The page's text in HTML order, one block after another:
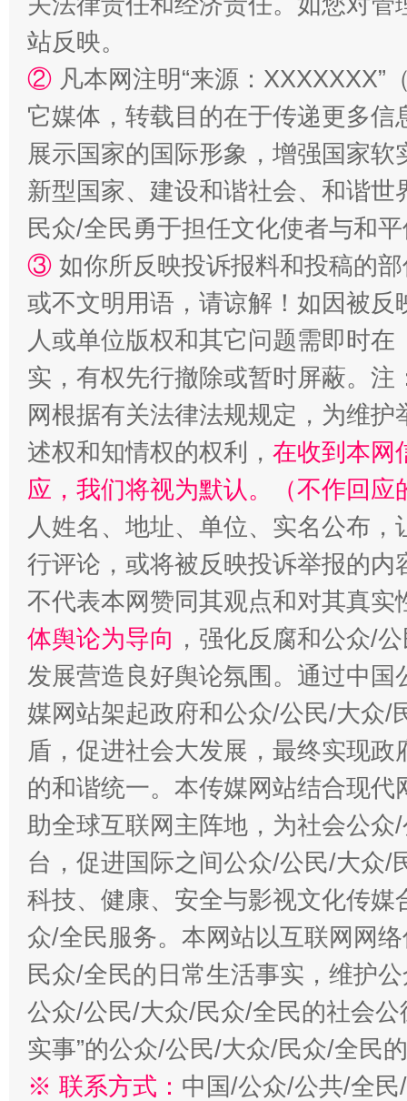
国家大学科技园优化重塑工作
扯下公款旅游的“隐身衣” 如何以
“蜀中异人”王建安的艺术幻境
站反映。
② 凡本网注明“来源：
它媒体，转载目的在于传递更多
展示国家的国际形象，增强国家
新型国家、建设和谐社会、和谐
民众/全民勇于担任文化使者与和
③ 如你所反映投诉报料和投稿的
或不文明用语，请谅解！如因被
人或单位版权和其它问题需即时在
实，有权先行撤除或暂时屏蔽。
网根据有关法律法规规定，为维
述权和知情权的权利， 在收到本网
应，我们将视为默认。（不作回应
人姓名、地址、单位、实名公布
行评论，或将被反映投诉举报的
不代表本网赞同其观点和对其真实
体舆论为导向 ，强化反腐和公众/
发展营造良好舆论氛围。通过中
媒网站架起政府和公众/公民/大众/
盾，促进社会大发展，最终实现
的和谐统一。本传媒网站结合现
助全球互联网主阵地，为社会公
台，促进国际之间公众/公民/大众/
科技、健康、安全与影视文化传
众/全民服务。本网站以互联网网
民众/全民的日常生活事实，维护
公众/公民/大众/民众/全民的社会公
实事”的公众/公民/大众/民众/全民
※ 联系方式： 中国/公众/公共/全